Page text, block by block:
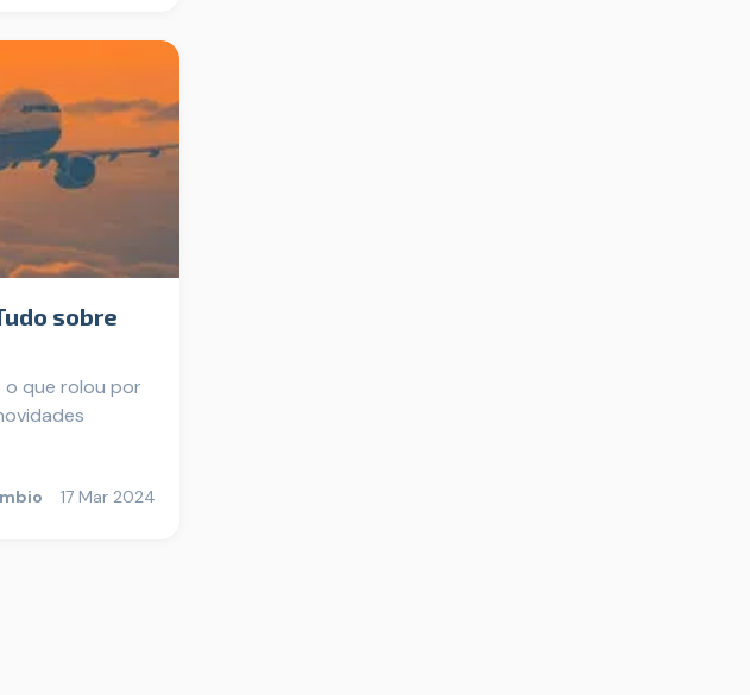
sobre
o que rolou por
17 Mar 2024